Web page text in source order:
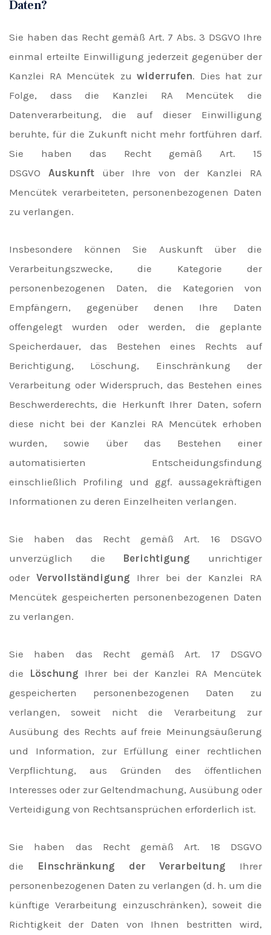
Daten?
Sie haben das Recht gemäß Art. 7 Abs. 3 DSGVO Ihre
einmal erteilte Einwilligung jederzeit gegenüber der
Kanzlei RA Mencütek zuwiderrufen. Dies hat zur
Folge, dass die Kanzlei RA Mencütek die
Datenverarbeitung, die auf dieser Einwilligung
beruhte, für die Zukunft nicht mehr fortführen darf.
Sie haben das Recht gemäß Art. 15
DSGVO Auskunft über Ihre von der Kanzlei RA
Mencütek verarbeiteten, personenbezogenen Daten
zu verlangen.
Insbesondere können Sie Auskunft über die
Verarbeitungszwecke, die Kategorie der
personenbezogenen Daten, die Kategorien von
Empfängern, gegenüber denen Ihre Daten
offengelegt wurden oder werden, die geplante
Speicherdauer, das Bestehen eines Rechts auf
Berichtigung, Löschung, Einschränkung der
Verarbeitung oder Widerspruch, das Bestehen eines
Beschwerderechts, die Herkunft Ihrer Daten, sofern
diese nicht bei der Kanzlei RA Mencütek erhoben
wurden, sowie über das Bestehen einer
automatisierten Entscheidungsfindung
einschließlich Profiling und ggf. aussagekräftigen
Informationen zu deren Einzelheiten verlangen.
Sie haben das Recht gemäß Art. 16 DSGVO
unverzüglich die Berichtigung unrichtiger
oder Vervollständigung Ihrer bei der Kanzlei RA
Mencütek gespeicherten personenbezogenen Daten
zu verlangen.
Sie haben das Recht gemäß Art. 17 DSGVO
die
Löschung Ihrer bei der Kanzlei RA Mencütek
gespeicherten personenbezogenen Daten zu
verlangen, soweit nicht die Verarbeitung zur
Ausübung des Rechts auf freie Meinungsäußerung
und Information, zur Erfüllung einer rechtlichen
Verpflichtung, aus Gründen des öffentlichen
Interesses oder zur Geltendmachung, Ausübung oder
Verteidigung von Rechtsansprüchen erforderlich ist.
Sie haben das Recht gemäß Art. 18 DSGVO
die
Einschränkung der Verarbeitung Ihrer
personenbezogenen Daten zu verlangen (d. h. um die
künftige Verarbeitung einzuschränken), soweit die
Richtigkeit der Daten von Ihnen bestritten wird,